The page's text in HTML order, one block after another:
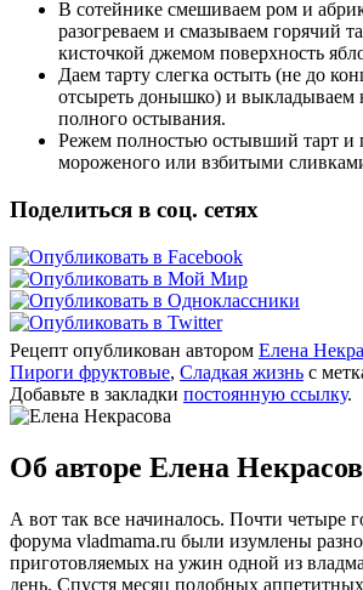
В сотейнике смешиваем ром и
разогреваем и смазываем горячий
кисточкой джемом поверхность
Даем тарту слегка остыть (не до
отсыреть донышко) и выкладываем
полного остывания.
Режем полностью остывший тарт и
мороженого или взбитыми
Поделиться в соц. сетях
Рецепт опубликован автором Елена
Пироги фруктовые, Сладкая жизнь с
Добавьте в закладки постоянную ссылку.
Об авторе Елена
А вот так все начиналось. Почти четыре
форума vladmama.ru были изумлены
приготовляемых на ужин одной из
день. Спустя месяц подобных